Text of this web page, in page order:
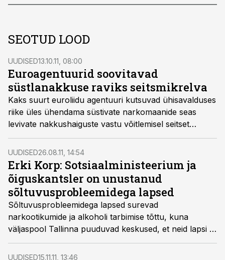
SEOTUD LOOD
UUDISED13.10.11, 08:00
Euroagentuurid soovitavad
süstlanakkuse raviks seitsmikrelva
Kaks suurt euroliidu agentuuri kutsuvad ühisavalduses
riike üles ühendama süstivate narkomaanide seas
levivate nakkushaiguste vastu võitlemisel seitset
«relva», kirjutas Tarbija24.
UUDISED26.08.11, 14:54
Erki Korp: Sotsiaalministeerium ja
õiguskantsler on unustanud
sõltuvusprobleemidega lapsed
Sõltuvusprobleemidega lapsed surevad
narkootikumide ja alkoholi tarbimise tõttu, kuna
väljaspool Tallinna puuduvad keskused, et neid lapsi ja
noori aidata.
UUDISED15.11.11, 13:46